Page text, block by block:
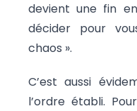
devient une fin
décider pour
chaos ».
C’est aussi
l’ordre établi.